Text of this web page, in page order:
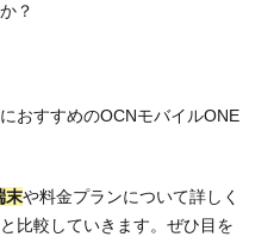
？
おすすめのOCNモバイルONE
末や料金プランについて詳しく
比較していきます。ぜひ目を